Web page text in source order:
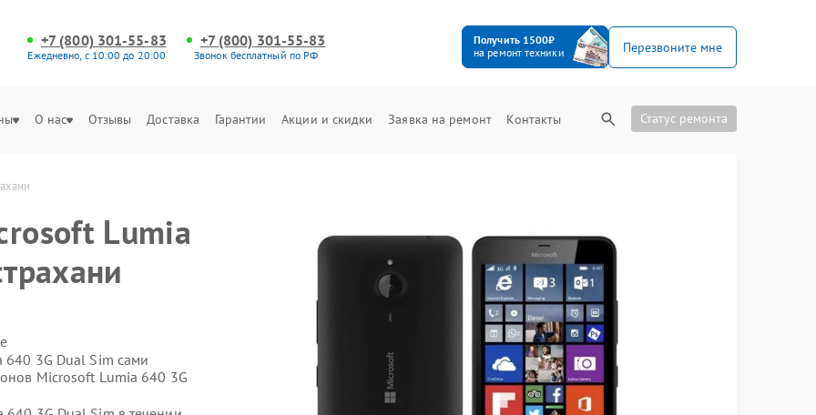
+7 (800) 301-55-83
Ежедневно, с 10:00 до 20:00
+7 (800) 301-55-83
Звонок бесплатный по РФ
Получить 1500₽
на ремонт техники
Перезвоните мне
О нас Отзывы Доставка Гарантии Акции и скидки Заявка на ремонт Контакты Статус ремонта
Lumia
3G Dual Sim сами
Microsoft Lumia 640 3G